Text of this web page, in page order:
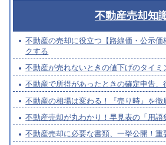
不動産売却知
不動産の売却に役立つ【路線価・公示価
クする
不動産が売れないときの値下げのタイミ
不動産で所得があったときの確定申告、
不動産の相場は変わる！『売り時』を徹
不動産売却が丸わかり！早見表の「用語
不動産売却に必要な書類、一挙公開！重